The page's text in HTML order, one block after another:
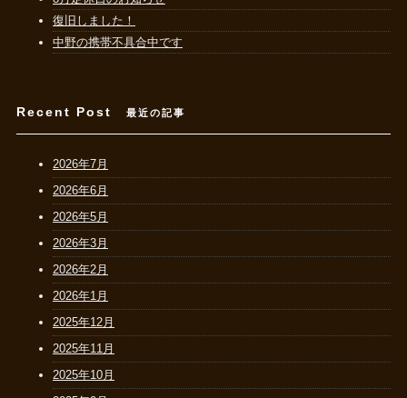
復旧しました！
中野の携帯不具合中です
Recent Post 最近の記事
2026年7月
2026年6月
2026年5月
2026年3月
2026年2月
2026年1月
2025年12月
2025年11月
2025年10月